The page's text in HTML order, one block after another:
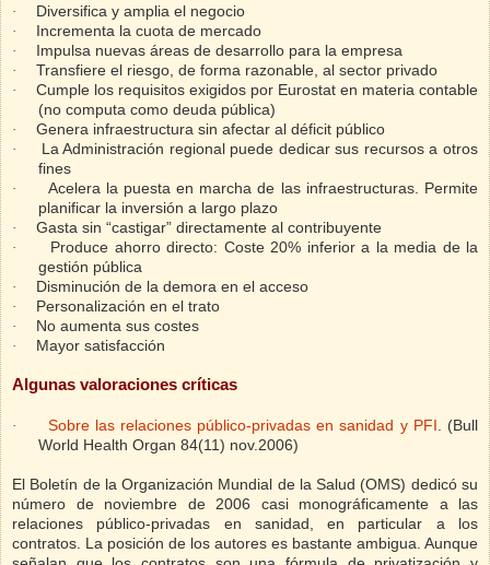
· Diversifica y amplia el negocio
· Incrementa la cuota de mercado
· Impulsa nuevas áreas de desarrollo para la empresa
· Transfiere el riesgo, de forma razonable, al sector privado
·
Cumple los requisitos exigidos por Eurostat en materia contable
(no computa como deuda pública)
· Genera infraestructura sin afectar al déficit público
·
La Administración regional puede dedicar sus recursos a otros
fines
·
Acelera la puesta en marcha de las infraestructuras. Permite
planificar la inversión a largo plazo
· Gasta sin “castigar” directamente al contribuyente
·
Produce ahorro directo: Coste 20% inferior a la media de la
gestión pública
· Disminución de la demora en el acceso
· Personalización en el trato
· No aumenta sus costes
· Mayor satisfacción
Algunas valoraciones críticas
· Sobre las relaciones público-privadas en sanidad y PFI (Bull
World Health Organ 84(11) nov.2006)
El Boletín de la Organización Mundial de la Salud (OMS) dedicó su
número de noviembre de 2006 casi monográficamente a las
relaciones público-privadas en sanidad, en particular a los
contratos. La posición de los autores es bastante ambigua. Aunque